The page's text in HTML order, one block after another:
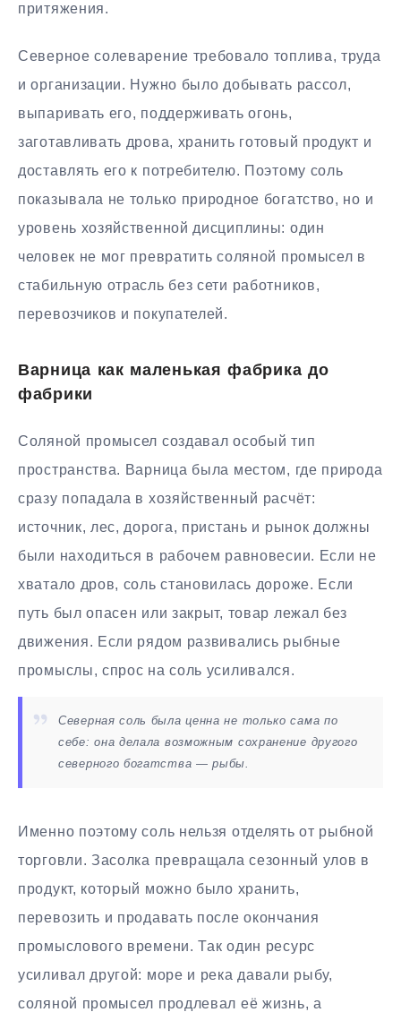
притяжения.
Северное солеварение требовало топлива, труда
и организации. Нужно было добывать рассол,
выпаривать его, поддерживать огонь,
заготавливать дрова, хранить готовый продукт и
доставлять его к потребителю. Поэтому соль
показывала не только природное богатство, но и
уровень хозяйственной дисциплины: один
человек не мог превратить соляной промысел в
стабильную отрасль без сети работников,
перевозчиков и покупателей.
Варница как маленькая фабрика до
фабрики
Соляной промысел создавал особый тип
пространства. Варница была местом, где природа
сразу попадала в хозяйственный расчёт:
источник, лес, дорога, пристань и рынок должны
были находиться в рабочем равновесии. Если не
хватало дров, соль становилась дороже. Если
путь был опасен или закрыт, товар лежал без
движения. Если рядом развивались рыбные
промыслы, спрос на соль усиливался.
Северная соль была ценна не только сама по
себе: она делала возможным сохранение другого
северного богатства — рыбы.
Именно поэтому соль нельзя отделять от рыбной
торговли. Засолка превращала сезонный улов в
продукт, который можно было хранить,
перевозить и продавать после окончания
промыслового времени. Так один ресурс
усиливал другой: море и река давали рыбу,
соляной промысел продлевал её жизнь, а